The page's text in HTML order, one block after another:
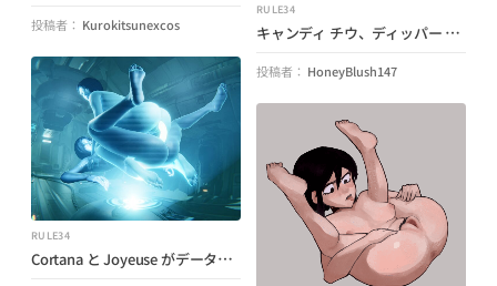
投稿者： Kurokitsunexcos
RULE34
キャンディ チウ、ディッパー パインズ、メイベル パインズ、パシフィカ ノースウェスト、スース ラミレス、タンブリー、ウェンディ コーデュロイ (グラビティ フォールズ) (ハーミットモス)
投稿者： HoneyBlush147
RULE34
Cortana と Joyeuse がデータを共有しています (笑)。 (サイクロプス) (ハロー)